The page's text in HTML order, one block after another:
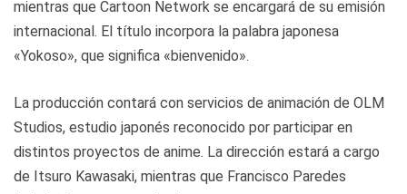
mientras que Cartoon Network se encargará de su emisión
internacional. El título incorpora la palabra japonesa
«Yokoso», que significa «bienvenido».
La producción contará con servicios de animación de OLM
Studios, estudio japonés reconocido por participar en
distintos proyectos de anime. La dirección estará a cargo
de Itsuro Kawasaki, mientras que Francisco Paredes